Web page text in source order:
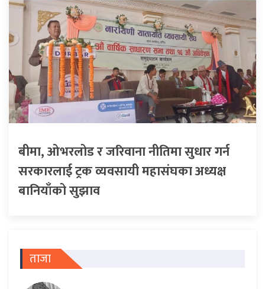
बीमा, ओभरलोड र जरिवाना नीतिमा सुधार गर्न
सरकारलाई ट्रक व्यवसायी महासंघका अध्यक्ष
बानियाँको सुझाव
ताजा